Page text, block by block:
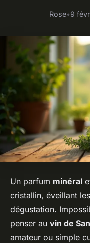
Rose•9
Un parfum minéral
cristallin, éveillant
dégustation.
penser au vin de
amateur ou simple